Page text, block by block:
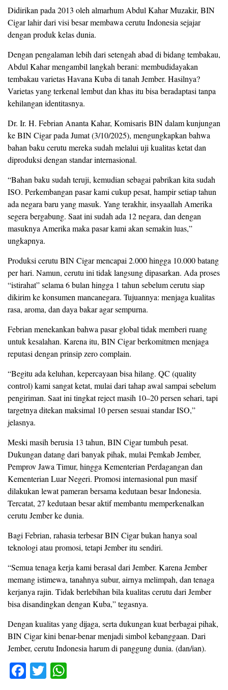
Didirikan pada 2013 oleh almarhum Abdul Kahar Muzakir, BIN
Cigar lahir dari visi besar membawa cerutu Indonesia sejajar
dengan produk kelas dunia.
Dengan pengalaman lebih dari setengah abad di bidang tembakau,
Abdul Kahar mengambil langkah berani: membudidayakan
tembakau varietas Havana Kuba di tanah Jember. Hasilnya?
Varietas yang terkenal lembut dan khas itu bisa beradaptasi tanpa
kehilangan identitasnya.
Dr. Ir. H. Febrian Ananta Kahar, Komisaris BIN dalam kunjungan
ke BIN Cigar pada Jumat (3/10/2025), mengungkapkan bahwa
bahan baku cerutu mereka sudah melalui uji kualitas ketat dan
diproduksi dengan standar internasional.
“Bahan baku sudah teruji, kemudian sebagai pabrikan kita sudah
ISO. Perkembangan pasar kami cukup pesat, hampir setiap tahun
ada negara baru yang masuk. Yang terakhir, insyaallah Amerika
segera bergabung. Saat ini sudah ada 12 negara, dan dengan
masuknya Amerika maka pasar kami akan semakin luas,”
ungkapnya.
Produksi cerutu BIN Cigar mencapai 2.000 hingga 10.000 batang
per hari. Namun, cerutu ini tidak langsung dipasarkan. Ada proses
“istirahat” selama 6 bulan hingga 1 tahun sebelum cerutu siap
dikirim ke konsumen mancanegara. Tujuannya: menjaga kualitas
rasa, aroma, dan daya bakar agar sempurna.
Febrian menekankan bahwa pasar global tidak memberi ruang
untuk kesalahan. Karena itu, BIN Cigar berkomitmen menjaga
reputasi dengan prinsip zero complain.
“Begitu ada keluhan, kepercayaan bisa hilang. QC (quality
control) kami sangat ketat, mulai dari tahap awal sampai sebelum
pengiriman. Saat ini tingkat reject masih 10–20 persen sehari, tapi
targetnya ditekan maksimal 10 persen sesuai standar ISO,”
jelasnya.
Meski masih berusia 13 tahun, BIN Cigar tumbuh pesat.
Dukungan datang dari banyak pihak, mulai Pemkab Jember,
Pemprov Jawa Timur, hingga Kementerian Perdagangan dan
Kementerian Luar Negeri. Promosi internasional pun masif
dilakukan lewat pameran bersama kedutaan besar Indonesia.
Tercatat, 27 kedutaan besar aktif membantu memperkenalkan
cerutu Jember ke dunia.
Bagi Febrian, rahasia terbesar BIN Cigar bukan hanya soal
teknologi atau promosi, tetapi Jember itu sendiri.
“Semua tenaga kerja kami berasal dari Jember. Karena Jember
memang istimewa, tanahnya subur, airnya melimpah, dan tenaga
kerjanya rajin. Tidak berlebihan bila kualitas cerutu dari Jember
bisa disandingkan dengan Kuba,” tegasnya.
Dengan kualitas yang dijaga, serta dukungan kuat berbagai pihak,
BIN Cigar kini benar-benar menjadi simbol kebanggaan. Dari
Jember, cerutu Indonesia harum di panggung dunia. (dan/ian).
F
T